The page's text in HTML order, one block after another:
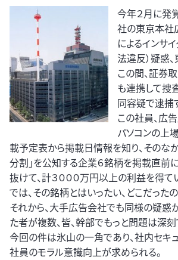
今年２月に発
社の東京本社
によるインサ
法違反）疑惑
この間、証券
も連携して捜
同容疑で逮捕
この社員、広
パソコンの上
載予定表から掲載日情報を知り、そのな
分割」を公知する企業６銘柄を掲載直前
抜けて、計３０００万円以上の利益を得て
では、その銘柄とはいったい、どこだったの
それから、大手広告会社でも同様の疑惑
た者が複数、皆、幹部でもっと問題は深刻
今回の件は氷山の一角であり、社内セキ
社員のモラル意識向上が求められる。